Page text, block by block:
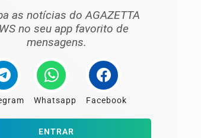
as notícias do AGAZETTA
no seu app favorito de
mensagens.
Whatsapp Facebook
ENTRAR